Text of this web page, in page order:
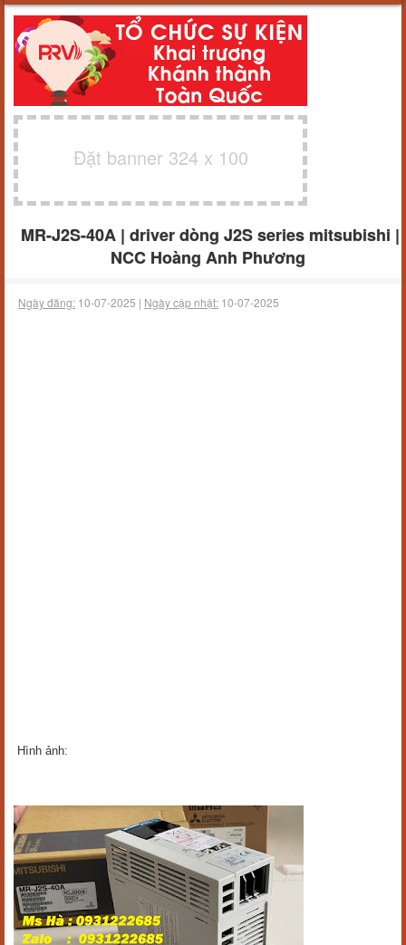
Đặt banner 324 x 100
MR-J2S-40A | driver dòng J2S series mitsubishi |
NCC Hoàng Anh Phương
Ngày đăng: 10-07-2025 | Ngày cập nhật: 10-07-2025
Hình ảnh: